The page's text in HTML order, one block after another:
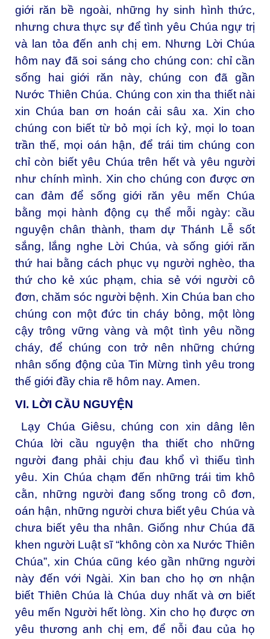
giới răn bề ngoài, những hy sinh hình thức,
nhưng chưa thực sự để tình yêu Chúa ngự trị
và lan tỏa đến anh chị em. Nhưng Lời Chúa
hôm nay đã soi sáng cho chúng con: chỉ cần
sống hai giới răn này, chúng con đã gần
Nước Thiên Chúa. Chúng con xin tha thiết nài
xin Chúa ban ơn hoán cải sâu xa. Xin cho
chúng con biết từ bỏ mọi ích kỷ, mọi lo toan
trần thế, mọi oán hận, để trái tim chúng con
chỉ còn biết yêu Chúa trên hết và yêu người
như chính mình. Xin cho chúng con được ơn
can đảm để sống giới răn yêu mến Chúa
bằng mọi hành động cụ thể mỗi ngày: cầu
nguyện chân thành, tham dự Thánh Lễ sốt
sắng, lắng nghe Lời Chúa, và sống giới răn
thứ hai bằng cách phục vụ người nghèo, tha
thứ cho kẻ xúc phạm, chia sẻ với người cô
đơn, chăm sóc người bệnh. Xin Chúa ban cho
chúng con một đức tin cháy bỏng, một lòng
cậy trông vững vàng và một tình yêu nồng
cháy, để chúng con trở nên những chứng
nhân sống động của Tin Mừng tình yêu trong
thế giới đầy chia rẽ hôm nay. Amen.
VI. LỜI CẦU NGUYỆN
Lạy Chúa Giêsu, chúng con xin dâng lên
Chúa lời cầu nguyện tha thiết cho những
người đang phải chịu đau khổ vì thiếu tình
yêu. Xin Chúa chạm đến những trái tim khô
cằn, những người đang sống trong cô đơn,
oán hận, những người chưa biết yêu Chúa và
chưa biết yêu tha nhân. Giống như Chúa đã
khen người Luật sĩ “không còn xa Nước Thiên
Chúa”, xin Chúa cũng kéo gần những người
này đến với Ngài. Xin ban cho họ ơn nhận
biết Thiên Chúa là Chúa duy nhất và ơn biết
yêu mến Người hết lòng. Xin cho họ được ơn
yêu thương anh chị em, để nỗi đau của họ